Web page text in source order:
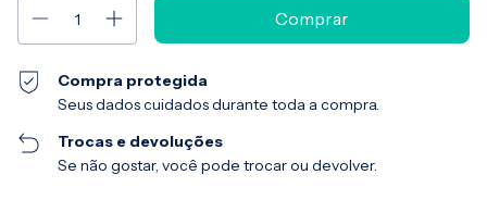
Compra protegida
Seus dados cuidados durante toda a compra.
Trocas e devoluções
Se não gostar, você pode trocar ou devolver.